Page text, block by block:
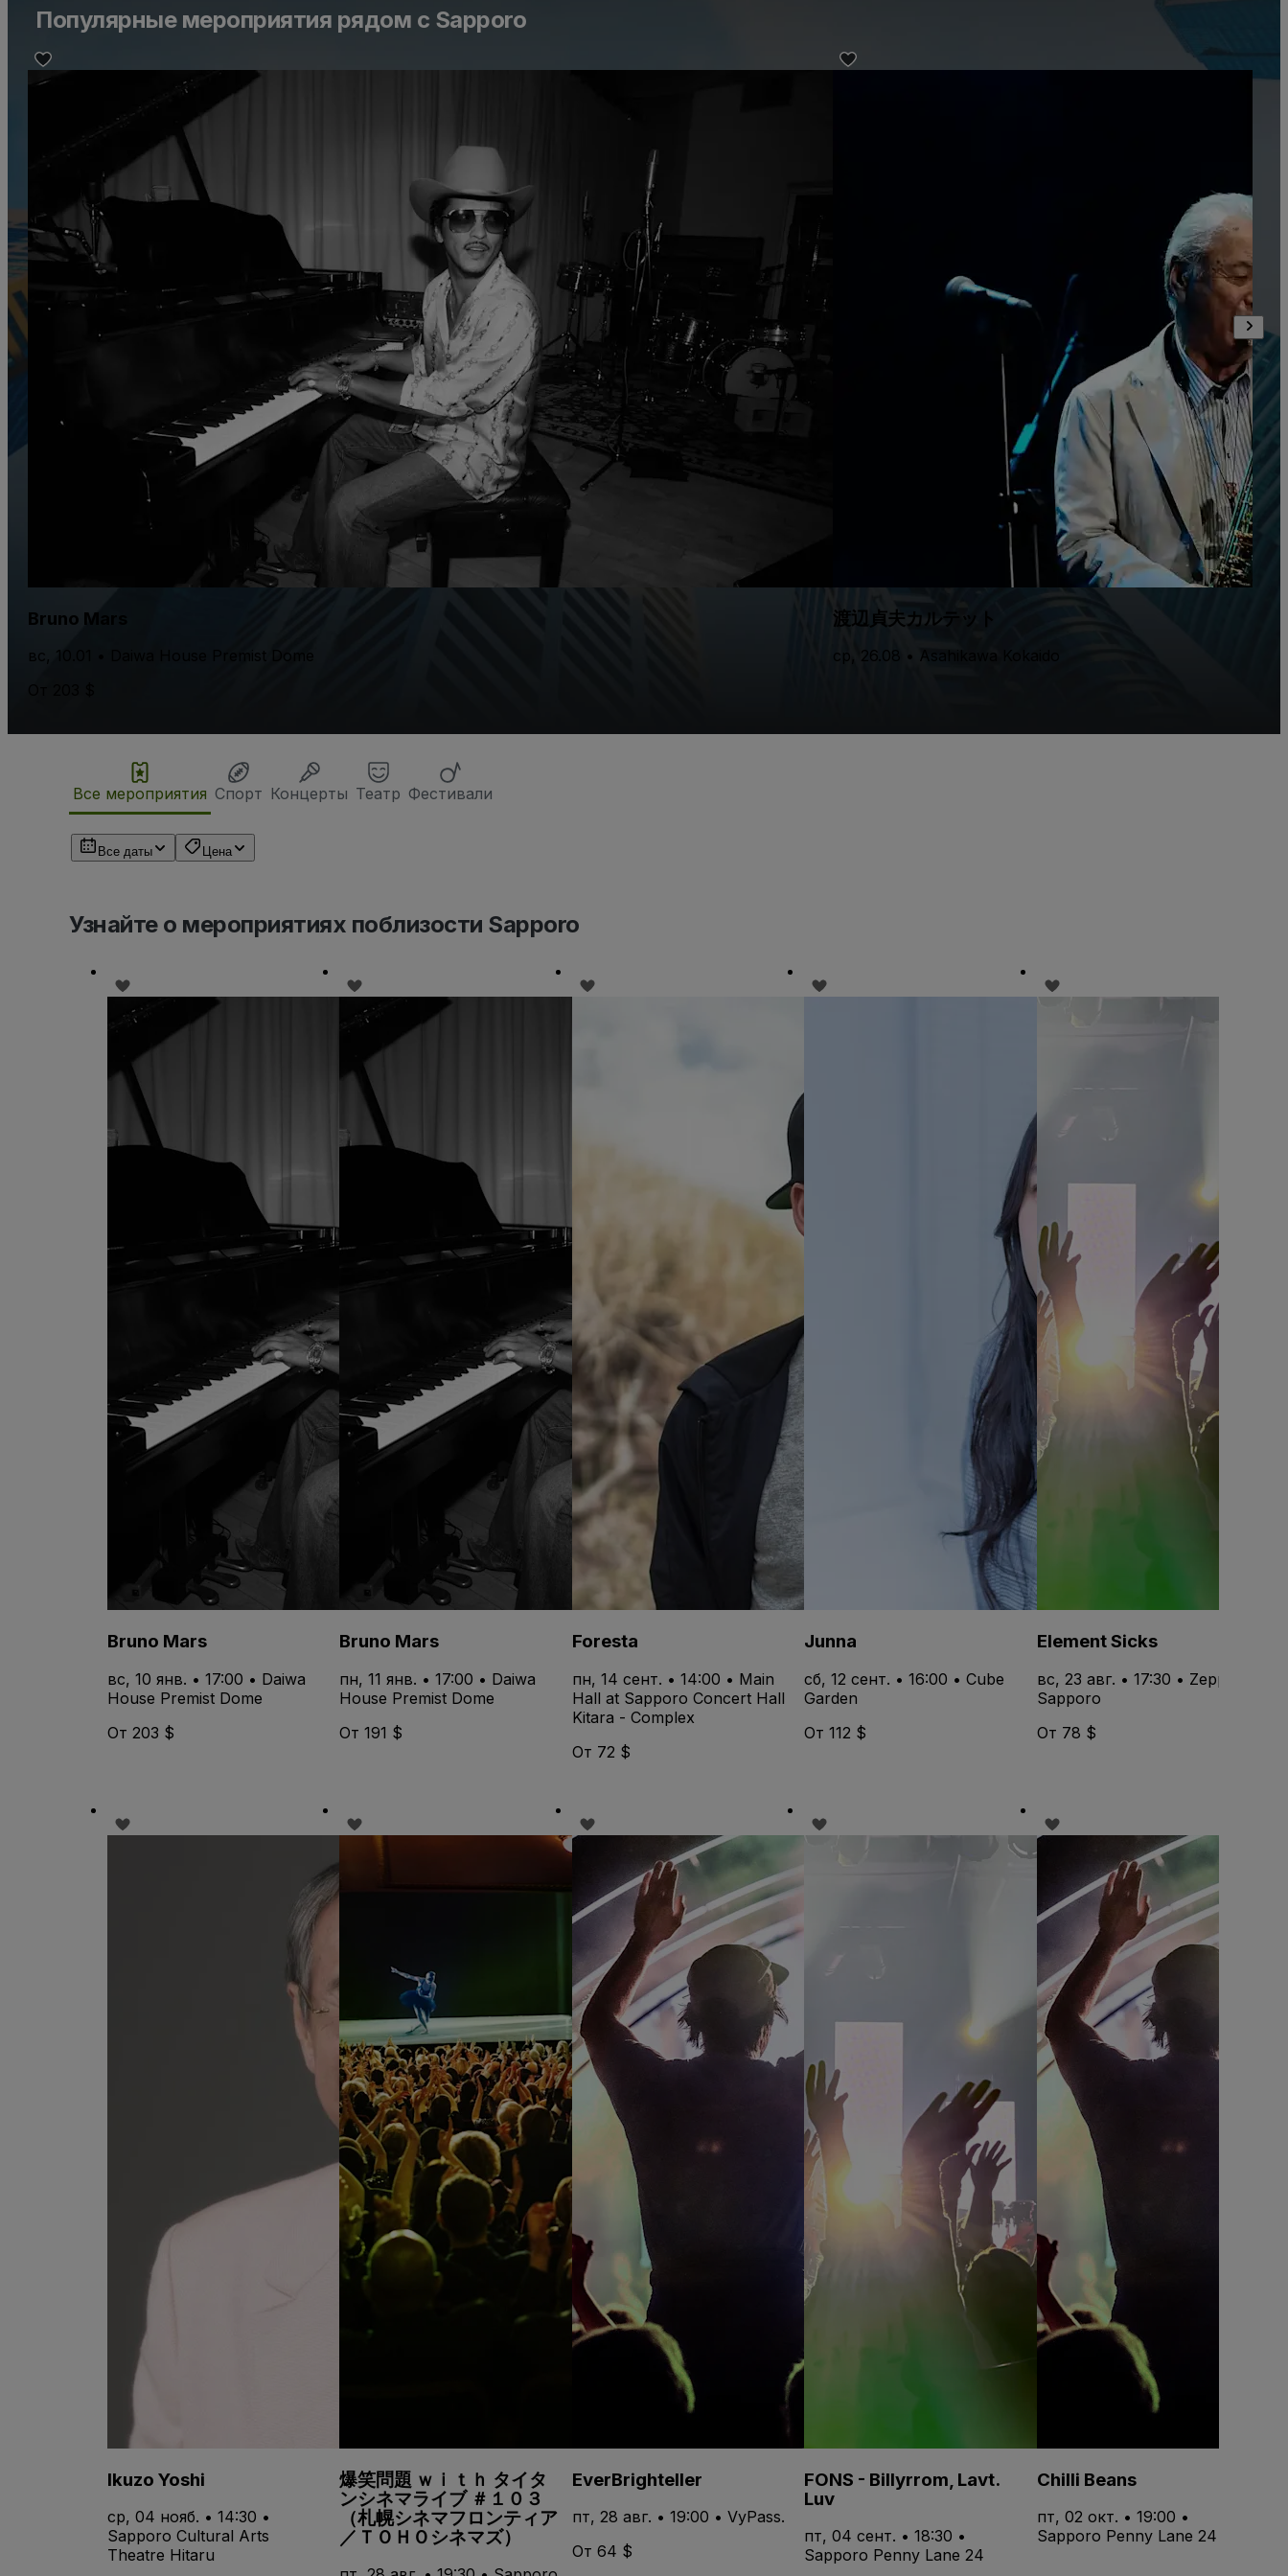
Популярные мероприятия рядом с Sapporo
Bruno Mars
вс, 10.01 • Daiwa House Premist Dome
渡辺貞夫カルテット
ср, 26.08 • Asahikawa Kokaido
Все мероприятия Спорт Концерты Театр Фестивали
Все даты Цена
Узнайте о мероприятиях поблизости Sapporo
Bruno Mars
вс, 10 янв. • 17:00 • Daiwa
House Premist Dome
От 203 $
Bruno Mars
пн, 11 янв. • 17:00 • Daiwa
House Premist Dome
От 191 $
Foresta
пн, 14 сент. • 14:00 • Main
Hall at Sapporo Concert Hall
Kitara - Complex
От 72 $
Junna
сб, 12 сент. • 16:00 • Cube
Garden
От 112 $
Element Sicks
вс, 23 авг. • 17:30 • Zepp
Sapporo
От 78 $
Ikuzo Yoshi
ср, 04 нояб. • 14:30 •
Sapporo Cultural Arts
Theatre Hitaru
爆笑問題 ｗｉｔｈ タイタ
ンシネマライブ ＃１０３
（札幌シネマフロンティア
／ＴＯＨＯシネマズ）
EverBrighteller
пт, 28 авг. • 19:00 • VyPass.
От 64 $
FONS - Billyrrom, Lavt.
Luv
пт, 04 сент. • 18:30 •
Sapporo Penny Lane 24
Chilli Beans
пт, 02 окт. • 19:00 •
Sapporo Penny Lane 24